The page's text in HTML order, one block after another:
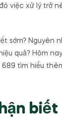
việc xử lý trở
sớm? Nguyên
quả? Hôm
tìm hiểu
biết